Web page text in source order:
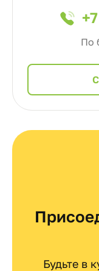
По
Будьте в